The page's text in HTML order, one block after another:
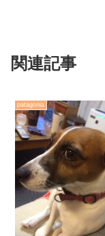
関連記事
patagonia